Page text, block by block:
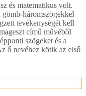
és matematikus volt.
háromszögekkel
tevékenységét kell
című művéből
szögeket és a
ő nevéhez kötik az első